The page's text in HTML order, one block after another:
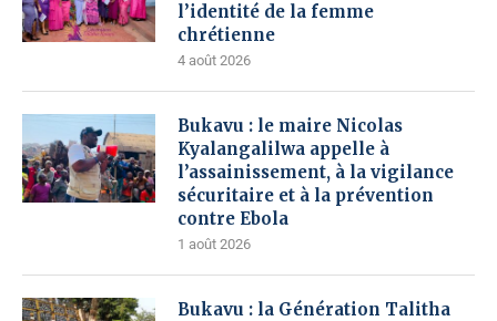
l’identité de la femme
chrétienne
4 août 2026
Bukavu : le maire Nicolas
Kyalangalilwa appelle à
l’assainissement, à la vigilance
sécuritaire et à la prévention
contre Ebola
1 août 2026
Bukavu : la Génération Talitha